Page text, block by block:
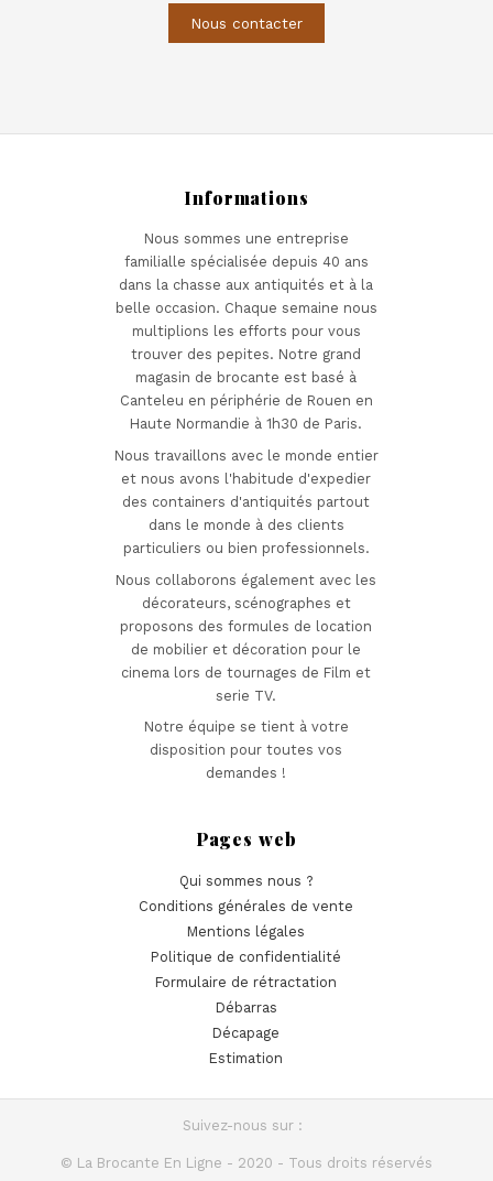
Nous contacter
Informations
Nous sommes une entreprise
familialle spécialisée depuis 40 ans
dans la chasse aux antiquités et à la
belle occasion. Chaque semaine nous
multiplions les efforts pour vous
trouver des pepites. Notre grand
magasin de brocante est basé à
Canteleu en périphérie de Rouen en
Haute Normandie à 1h30 de Paris.
Nous travaillons avec le monde entier
et nous avons l'habitude d'expedier
des containers d'antiquités partout
dans le monde à des clients
particuliers ou bien professionnels.
Nous collaborons également avec les
décorateurs, scénographes et
proposons des formules de location
de mobilier et décoration pour le
cinema lors de tournages de Film et
serie TV.
Notre équipe se tient à votre
disposition pour toutes vos
demandes !
Pages web
Qui sommes nous ?
Conditions générales de vente
Mentions légales
Politique de confidentialité
Formulaire de rétractation
Débarras
Décapage
Estimation
Suivez-nous sur :
© La Brocante En Ligne - 2020 - Tous droits réservés